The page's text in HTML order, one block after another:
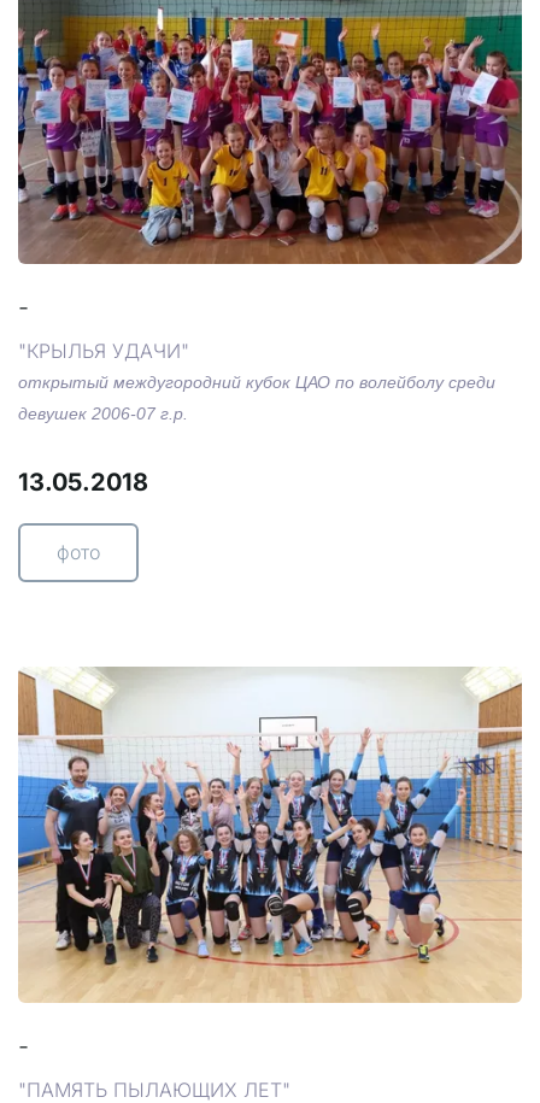
-
"КРЫЛЬЯ УДАЧИ"
открытый междугородний кубок ЦАО по волейболу среди
девушек 2006-07 г.р.
13.05.2018
фото
-
"ПАМЯТЬ ПЫЛАЮЩИХ ЛЕТ"